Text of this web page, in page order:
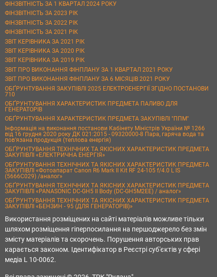
ФІНЗВІТНІСТЬ ЗА 1 КВАРТАЛ 2024 РОКУ
ФІНЗВІТНІСТЬ ЗА 2023 РІК
ФІНЗВІТНІСТЬ ЗА 2022 РІК
ФІНЗВІТНІСТЬ ЗА 2021 РІК
ЗВІТ КЕРІВНИКА ЗА 2021 РІК
ЗВІТ КЕРІВНИКА ЗА 2020 РІК
ЗВІТ КЕРІВНИКА ЗА 2019 РІК
ЗВІТ ПРО ВИКОНАННЯ ФІНПЛАНУ ЗА 1 КВАРТАЛ 2021 РОКУ
ЗВІТ ПРО ВИКОНАННЯ ФІНПЛАНУ ЗА 6 МІСЯЦІВ 2021 РОКУ
ОБҐРУНТУВАННЯ ЗАКУПІВЛІ 2025 ЕЛЕКТРОЕНЕРГІЇ ЗГІДНО ПОСТАНОВИ
710
ОБҐРУНТУВАННЯ ХАРАКТЕРИСТИК ПРЕДМЕТА ПАЛИВО ДЛЯ
ГЕНЕРАТОРІВ
ОБҐРУНТУВАННЯ ХАРАКТЕРИСТИК ПРЕДМЕТА ЗАКУПІВЛІ "ППМ"
Інформація на виконання постанови Кабінету Міністрів України № 1266
від 16 грудня 2020 року ДК 021:2015 - 09320000-8 Пара, гаряча вода та
пов’язана продукція (теплова енергія)
ОБҐРУНТУВАННЯ ТЕХНІЧНИХ ТА ЯКІСНИХ ХАРАКТЕРИСТИК ПРЕДМЕТА
ЗАКУПІВЛІ «ЕЛЕКТРИЧНА ЕНЕРГІЯ»
ОБҐРУНТУВАННЯ ТЕХНІЧНИХ ТА ЯКІСНИХ ХАРАКТЕРИСТИК ПРЕДМЕТА
ЗАКУПІВЛІ «Фотоапарат Canon R6 Mark II Kit RF 24-105 f/4.0 L IS
(5666C029) /аналог»
ОБҐРУНТУВАННЯ ТЕХНІЧНИХ ТА ЯКІСНИХ ХАРАКТЕРИСТИК ПРЕДМЕТА
ЗАКУПІВЛІ «PANASONIC DC-GH5 II Body (DC-GH5M2EE) / аналог»
ОБҐРУНТУВАННЯ ТЕХНІЧНИХ ТА ЯКІСНИХ ХАРАКТЕРИСТИК ПРЕДМЕТА
ЗАКУПІВЛІ «БЕНЗИН - 95 (ДЛЯ ГЕНЕРАТОРІВ)»
Використання розміщених на сайті матеріалів можливе тільки
шляхом розміщення гіперпосилання на першоджерело без змін
змісту матеріалів та скорочень. Порушення авторських прав
карається законом. Ідентифікатор в Реєстрі суб'єктів у сфері
медіа L 10-0062.